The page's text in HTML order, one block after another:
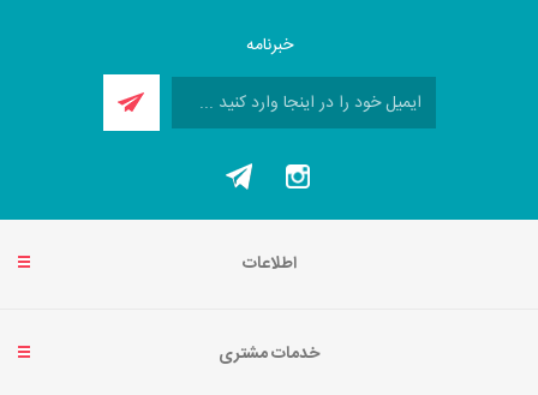
خبرنامه
اطلاعات
خدمات مشتری